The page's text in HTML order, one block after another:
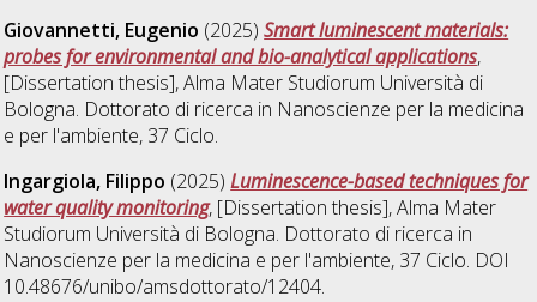
Giovannetti, Eugenio (2025)Smart luminescent materials:
probes for environmental and bio-analytical applications,
[Dissertation thesis], Alma Mater Studiorum Università di
Bologna. Dottorato di ricerca in Nanoscienze per la medicina
e per l'ambiente, 37 Ciclo.
Ingargiola, Filippo (2025)Luminescence-based techniques for
water quality monitoring, [Dissertation thesis], Alma Mater
Studiorum Università di Bologna. Dottorato di ricerca in
Nanoscienze per la medicina e per l'ambiente, 37 Ciclo. DOI
10.48676/unibo/amsdottorato/12404.